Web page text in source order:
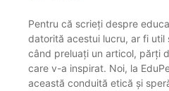
Pentru că scrieți despre
datorită acestui lucru, ar fi util
când preluați un articol, părți
care v-a inspirat. Noi, la
această conduită etică și